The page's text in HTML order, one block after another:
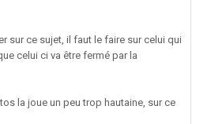
sur ce sujet, il faut le faire sur celui qui
celui ci va être fermé par la
la joue un peu trop hautaine, sur ce